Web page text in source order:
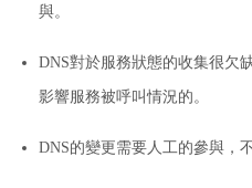
與。
DNS對於服務狀態的收集很欠
影響服務被呼叫情況的。
DNS的變更需要人工的參與，